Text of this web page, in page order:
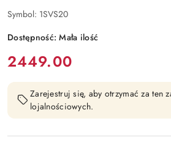
Symbol: 1SVS20
Dostępność:Mała ilość
cena:
2449.00
Zarejestruj się, aby otrzymać za ten
lojalnościowych.